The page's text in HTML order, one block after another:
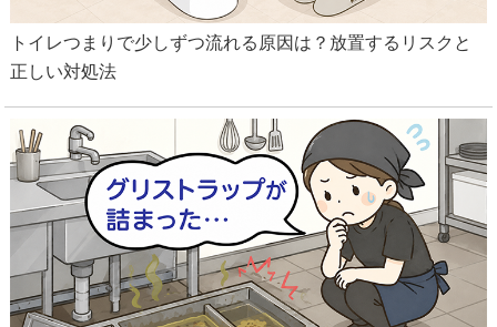
トイレつまりで少しずつ流れる原因は？放置するリスクと
正しい対処法